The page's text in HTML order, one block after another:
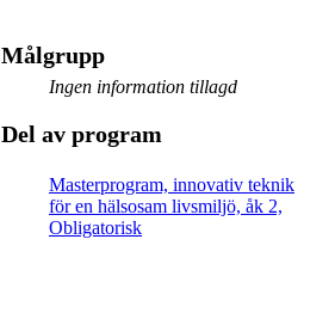
Målgrupp
Ingen information tillagd
Del av program
Masterprogram, innovativ teknik
för en hälsosam livsmiljö, åk 2,
Obligatorisk